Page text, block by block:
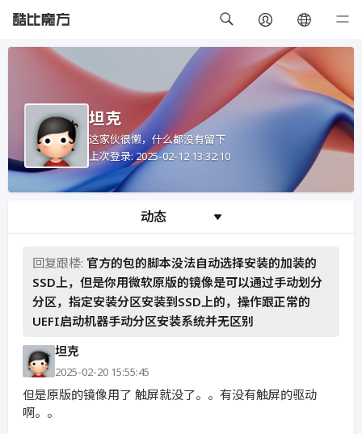
坦克
这家伙很懒，什么都没有留下
上次登录: 2025-02-12 13:32:10
动态
回复跟楼: 官方的包的脚本没法自动选择安装的加装的
SSD上，但是你用微软原版的镜像是可以通过手动划分
分区，指定安装分区安装到SSD上的，操作跟正常的
UEFI启动机器手动分区安装系统并无区别
坦克
2025-02-20 15:55:45
但是原版的镜像用了 触屏就没了。。有没有触屏的驱动
啊。。